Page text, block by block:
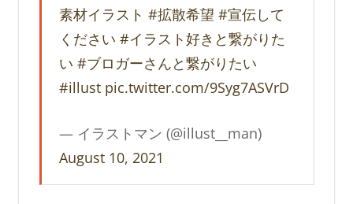
素材イラスト #拡散希望 #宣伝して
ください #イラスト好きと繋がりた
い #ブロガーさんと繋がりたい
#illust pic.twitter.com/9Syg7ASVrD
— イラストマン (@illust__man)
August 10, 2021